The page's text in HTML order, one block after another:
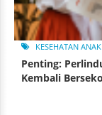
KESEHATAN ANAK
Penting:
Kembali